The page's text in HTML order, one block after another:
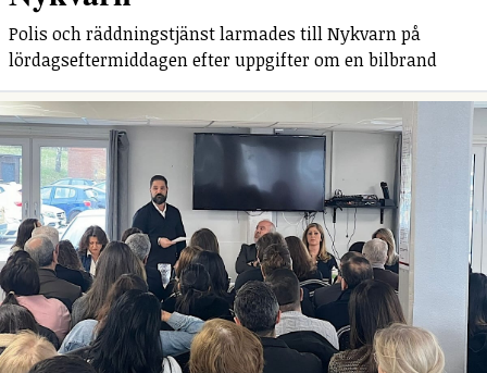
Polis och räddningstjänst larmades till Nykvarn på
lördagseftermiddagen efter uppgifter om en bilbrand